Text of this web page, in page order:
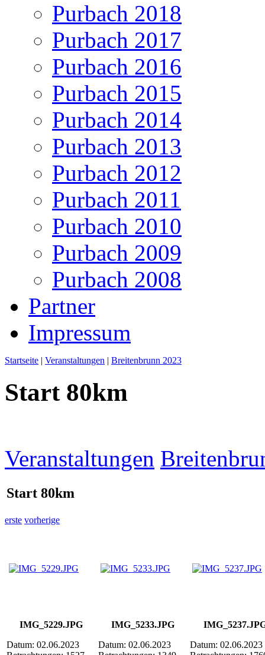
Purbach 2018
Purbach 2017
Purbach 2016
Purbach 2015
Purbach 2014
Purbach 2013
Purbach 2012
Purbach 2011
Purbach 2010
Purbach 2009
Purbach 2008
Partner
Impressum
Startseite | Veranstaltungen | Breitenbrunn 2023
Start 80km
Veranstaltungen
Start 80km
erste vorherige
IMG_5229.JPG
Datum: 02.06.2023
IMG_5233.JPG
Datum: 02.06.2023
Datum: 02.06.2023